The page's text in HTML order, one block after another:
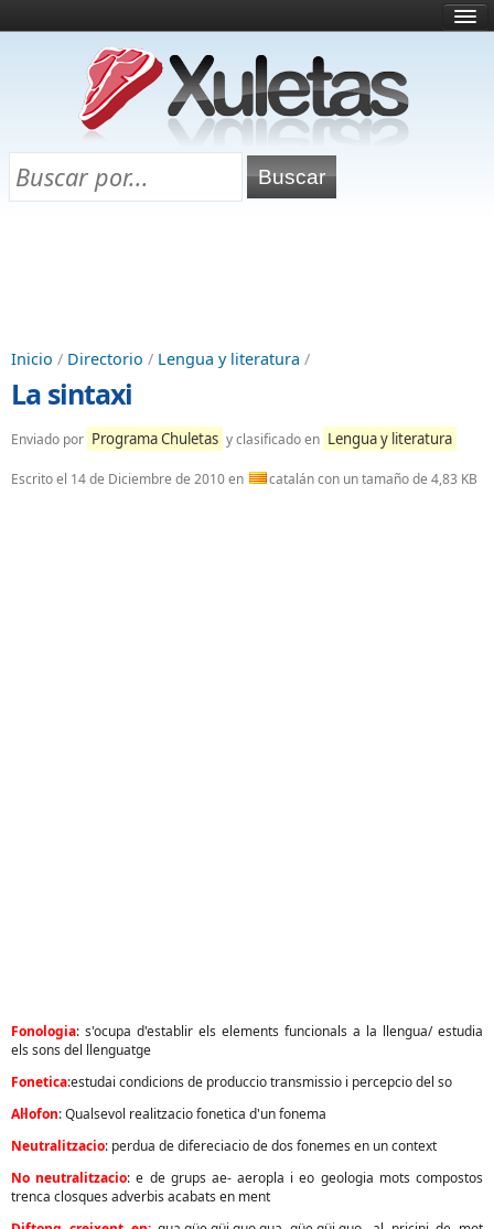
¿Qué es esto?
Directorio
Chuletas para exámenes
Inicio / Directorio / Lengua y literatura /
La sintaxi
Enviado por Programa Chuletas y clasificado en Lengua y literatura
Escrito el 14 de Diciembre de 2010en catalán con un tamaño de 4,83 KB
Fonologia: s'ocupa d'establir els elements funcionals a la llengua/ estudia
els sons del llenguatge
Fonetica:estudai condicions de produccio transmissio i percepcio del so
Al·lofon: Qualsevol realitzacio fonetica d'un fonema
Neutralitzacio: perdua de difereciacio de dos fonemes en un context
No neutralitzacio: e de grups ae- aeropla i eo geologia mots compostos
trenca closques adverbis acabats en ment